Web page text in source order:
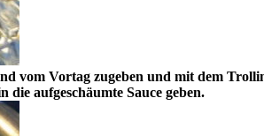
Vortag zugeben und mit dem
die aufgeschäumte Sauce geben.